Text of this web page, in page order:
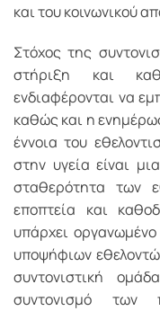
και του κοινωνικού
Στόχος της
στήριξη και
ενδιαφέρονται να
καθώς και η
έννοια του
στην υγεία είναι
σταθερότητα των
εποπτεία και
υπάρχει
υποψήφιων
συντονιστική
συντονισμό των